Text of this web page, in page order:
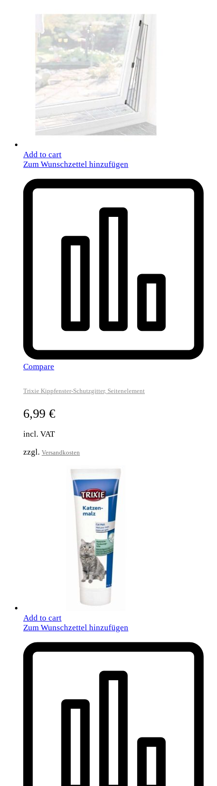
Add to cart
Zum Wunschzettel hinzufügen
Compare
Trixie Kippfenster-Schutzgitter, Seitenelement
6,99 €
incl. VAT
zzgl. Versandkosten
Add to cart
Zum Wunschzettel hinzufügen